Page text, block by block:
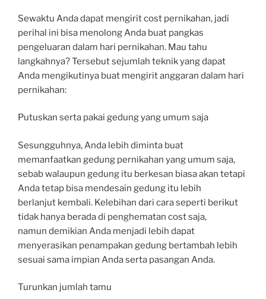
Sewaktu Anda dapat mengirit cost pernikahan, jadi
perihal ini bisa menolong Anda buat pangkas
pengeluaran dalam hari pernikahan. Mau tahu
langkahnya? Tersebut sejumlah teknik yang dapat
Anda mengikutinya buat mengirit anggaran dalam hari
pernikahan:
Putuskan serta pakai gedung yang umum saja
Sesungguhnya, Anda lebih diminta buat
memanfaatkan gedung pernikahan yang umum saja,
sebab walaupun gedung itu berkesan biasa akan tetapi
Anda tetap bisa mendesain gedung itu lebih
berlanjut kembali. Kelebihan dari cara seperti berikut
tidak hanya berada di penghematan cost saja,
namun demikian Anda menjadi lebih dapat
menyerasikan penampakan gedung bertambah lebih
sesuai sama impian Anda serta pasangan Anda.
Turunkan jumlah tamu